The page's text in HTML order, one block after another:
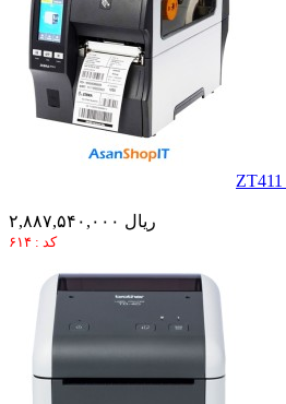
۲,۸۸۷,۵۴۰,۰۰۰ ریال
کد : ۶۱۴